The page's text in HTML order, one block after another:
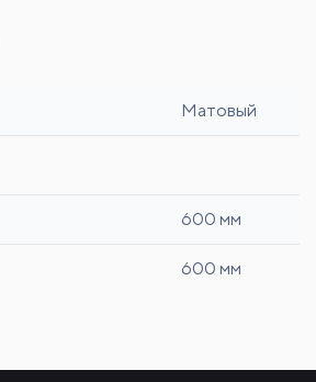
Матовый
600 мм
600 мм